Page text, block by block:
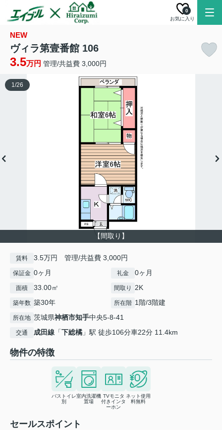
お気に入り
0
NEW
ヴィラ第壹番館 106
3.5万円 管理/共益費 3,000円
【間取り】
1/26
賃料 3.5万円 管理/共益費 3,000円
保証金 0ヶ月 礼金 0ヶ月
面積 33.00㎡ 間取り 2K
築年数 築30年 所在階 1階/3階建
所在地 茨城県神栖市知手中央5-8-41
交通 成田線 「下総橘 」駅 徒歩106分車22分 11.4km
物件の特徴
バストイレ
別
室内洗濯機
置場
TVモニタ
付きインタ
ーホン
ネット使用
料無料
セールスポイント